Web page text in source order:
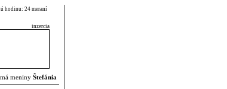
hodinu: 24 meraní
inzercia
meniny Štefánia